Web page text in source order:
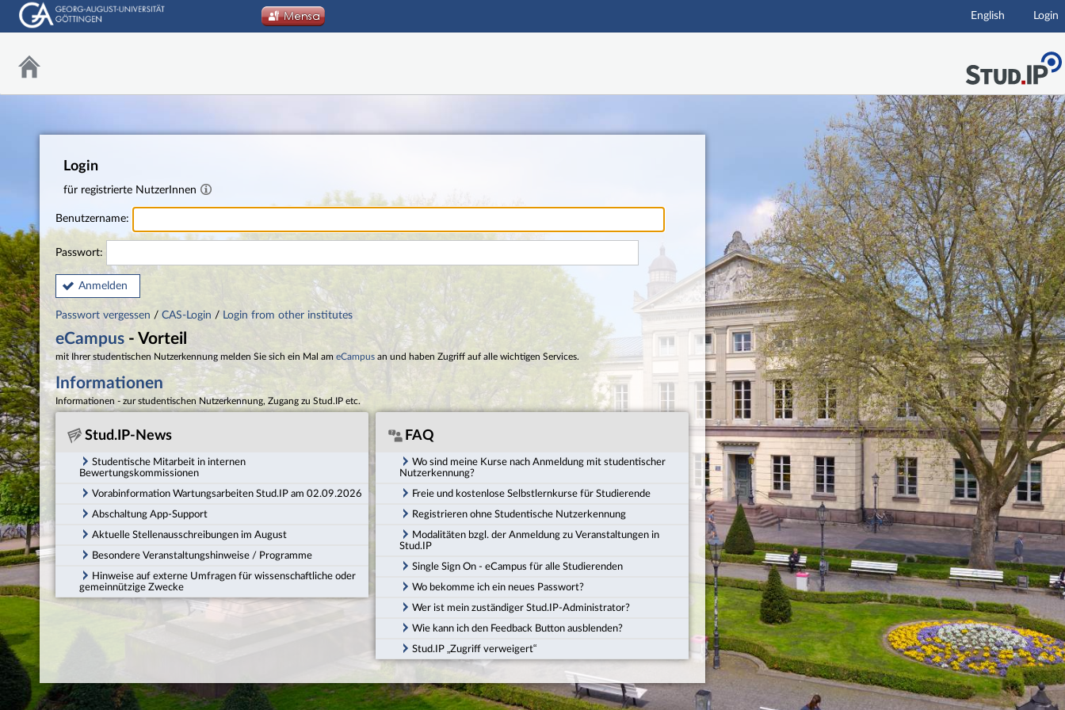
Hauptnavigation
English Login
Login
für registrierte NutzerInnen
Benutzername:
Passwort:
Anmelden
Passwort vergessen / CAS-Login / Login from other institutes
eCampus - Vorteil
mit Ihrer studentischen Nutzerkennung melden Sie sich ein Mal am eCampus an und haben Zugriff auf alle wichtigen Services.
Informationen
Informationen - zur studentischen Nutzerkennung, Zugang zu Stud.IP etc.
Stud.IP-News
Studentische Mitarbeit in internen
Bewertungskommissionen
Vorabinformation Wartungsarbeiten Stud.IP am 02.09.2026
Abschaltung App-Support
Aktuelle Stellenausschreibungen im August
Besondere Veranstaltungshinweise / Programme
Hinweise auf externe Umfragen für wissenschaftliche oder
gemeinnützige Zwecke
FAQ
Wo sind meine Kurse nach Anmeldung mit studentischer
Nutzerkennung?
Freie und kostenlose Selbstlernkurse für Studierende
Registrieren ohne Studentische Nutzerkennung
Modalitäten bzgl. der Anmeldung zu Veranstaltungen in
Stud.IP
Single Sign On - eCampus für alle Studierenden
Wo bekomme ich ein neues Passwort?
Wer ist mein zuständiger Stud.IP-Administrator?
Wie kann ich den Feedback Button ausblenden?
Stud.IP „Zugriff verweigert“